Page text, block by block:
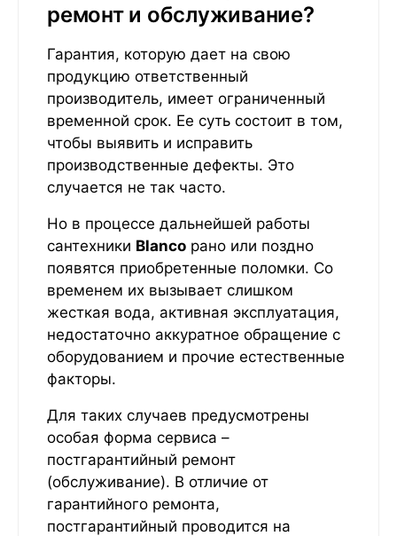
ремонт и обслуживание?
Гарантия, которую дает на свою
продукцию ответственный
производитель, имеет ограниченный
временной срок. Ее суть состоит в том,
чтобы выявить и исправить
производственные дефекты. Это
случается не так часто.
Но в процессе дальнейшей работы
сантехники Blanco рано или поздно
появятся приобретенные поломки. Со
временем их вызывает слишком
жесткая вода, активная эксплуатация,
недостаточно аккуратное обращение с
оборудованием и прочие естественные
факторы.
Для таких случаев предусмотрены
особая форма сервиса –
постгарантийный ремонт
(обслуживание). В отличие от
гарантийного ремонта,
постгарантийный проводится на